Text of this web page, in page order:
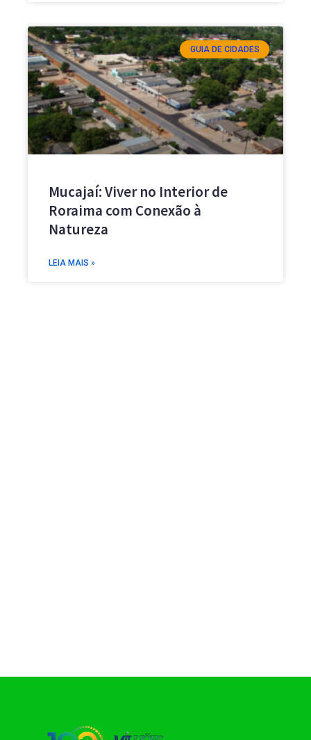
GUIA DE CIDADES
Mucajaí: Viver no Interior de
Roraima com Conexão à
Natureza
LEIA MAIS »